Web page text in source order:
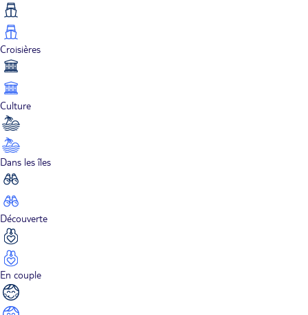
Croisières
Culture
Dans les îles
Découverte
En couple